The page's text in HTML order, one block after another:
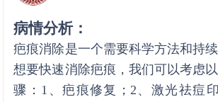
病情分析：
疤痕消除是一个需要科学方法和持续
想要快速消除疤痕，我们可以考虑
骤：1、疤痕修复；2、激光祛痘